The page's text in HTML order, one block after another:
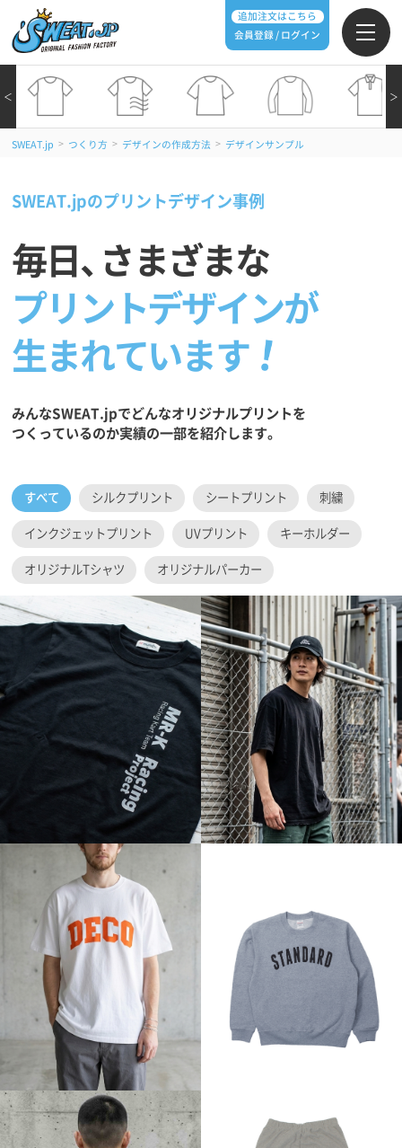
追加注文はこちら
会員登録 / ログイン
＞
＜
SWEAT.jp > つくり方 > デザインの作成方法 > デザインサンプル
SWEAT.jpのプリントデザイン事例
毎日 、 さまざまな
プリントデザインが
生まれています
みんなSWEAT.jpでどんなオリジナルプリントを
つくっているのか実績の一部を紹介します。
すべて シルクプリント シートプリント 刺繍
インクジェットプリント UVプリント キーホルダー
オリジナルTシャツ オリジナルパーカー